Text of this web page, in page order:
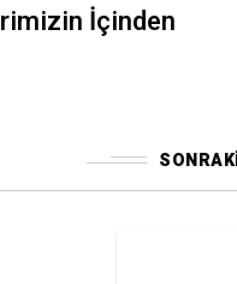
İçinden